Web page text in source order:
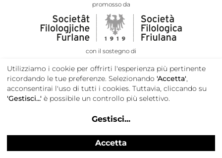
promosso da
con il sostegno di
Privacy e cookie policy
Utilizziamo i cookie per offrirti l'esperienza più pertinente
ricordando le tue preferenze. Selezionando 'Accetta',
acconsentirai l'uso di tutti i cookies. Tuttavia, cliccando su
'Gestisci...' è possibile un controllo più selettivo.
Gestisci...
Accetta